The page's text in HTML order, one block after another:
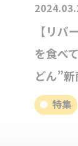
【リバ
を食べ
どん”
特集